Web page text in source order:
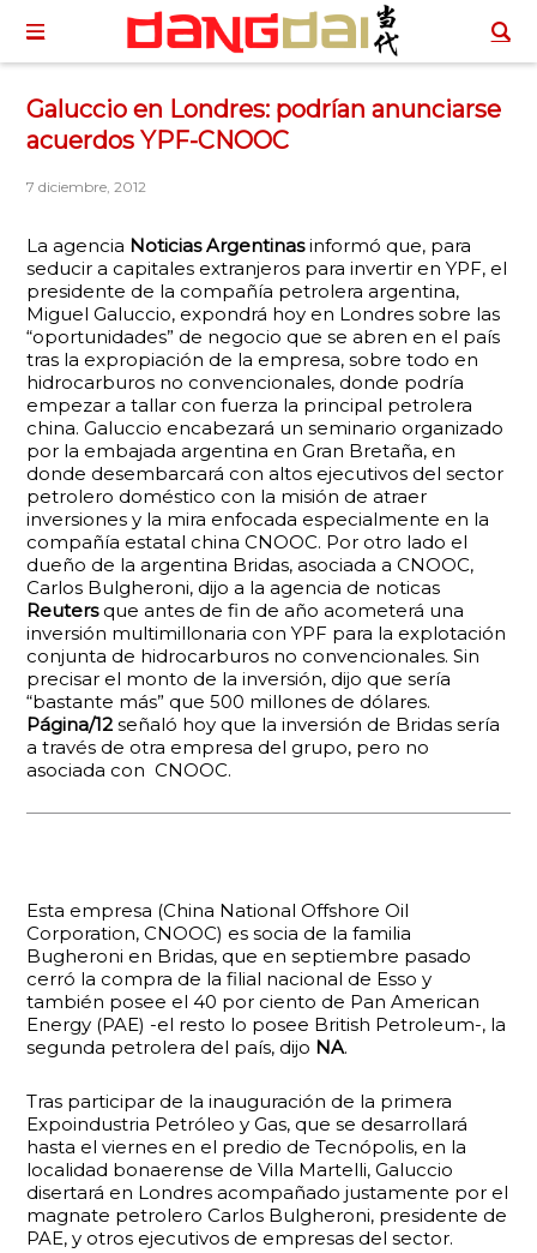
Galuccio en Londres: podrían anunciarse
acuerdos YPF-CNOOC
7 diciembre, 2012
La agencia Noticias Argentinasinformó que, para
seducir a capitales extranjeros para invertir en YPF, el
presidente de la compañía petrolera argentina,
Miguel Galuccio, expondrá hoy en Londres sobre las
“oportunidades” de negocio que se abren en el país
tras la expropiación de la empresa, sobre todo en
hidrocarburos no convencionales, donde podría
empezar a tallar con fuerza la principal petrolera
china. Galuccio encabezará un seminario organizado
por la embajada argentina en Gran Bretaña, en
donde desembarcará con altos ejecutivos del sector
petrolero doméstico con la misión de atraer
inversiones y la mira enfocada especialmente en la
compañía estatal china CNOOC. Por otro lado el
dueño de la argentina Bridas, asociada a CNOOC,
Carlos Bulgheroni, dijo a la agencia de noticas
Reutersque antes de fin de año acometerá una
inversión multimillonaria con YPF para la explotación
conjunta de hidrocarburos no convencionales. Sin
precisar el monto de la inversión, dijo que sería
“bastante más” que 500 millones de dólares.
Página/12 señaló hoy que la inversión de Bridas sería
a través de otra empresa del grupo, pero no
asociada con CNOOC.
Esta empresa (China National Offshore Oil
Corporation, CNOOC) es socia de la familia
Bugheroni en Bridas, que en septiembre pasado
cerró la compra de la filial nacional de Esso y
también posee el 40 por ciento de Pan American
Energy (PAE) -el resto lo posee British Petroleum-, la
segunda petrolera del país, dijo NA.
Tras participar de la inauguración de la primera
Expoindustria Petróleo y Gas, que se desarrollará
hasta el viernes en el predio de Tecnópolis, en la
localidad bonaerense de Villa Martelli, Galuccio
disertará en Londres acompañado justamente por el
magnate petrolero Carlos Bulgheroni, presidente de
PAE, y otros ejecutivos de empresas del sector.